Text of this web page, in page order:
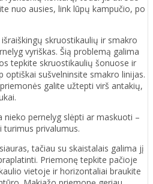
nuo ausies, link lūpų kampučio, po
skruostikaulių ir smakro
vyriškas. Šią problemą galima
tepkite skruostikaulių šonuose ir
optiškai sušvelninsite smakro linijas.
galite užtepti virš antakių,
nieko pernelyg slėpti ar maskuoti –
turimus privalumus.
tačiau su skaistalais galima jį
Priemonę tepkite pačioje
vietoje ir horizontaliai braukite